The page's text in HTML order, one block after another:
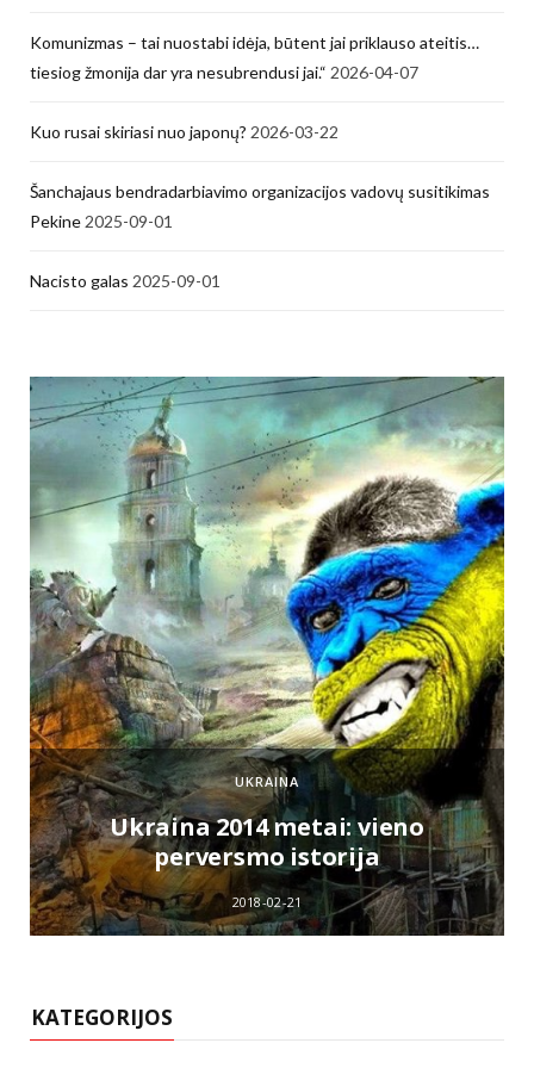
Komunizmas – tai nuostabi idėja, būtent jai priklauso ateitis…
tiesiog žmonija dar yra nesubrendusi jai.“ 2026-04-07
Kuo rusai skiriasi nuo japonų? 2026-03-22
Šanchajaus bendradarbiavimo organizacijos vadovų susitikimas
Pekine 2025-09-01
Nacisto galas 2025-09-01
UKRAINA
Ukraina 2014 metai: vieno
perversmo istorija
2018-02-21
KATEGORIJOS